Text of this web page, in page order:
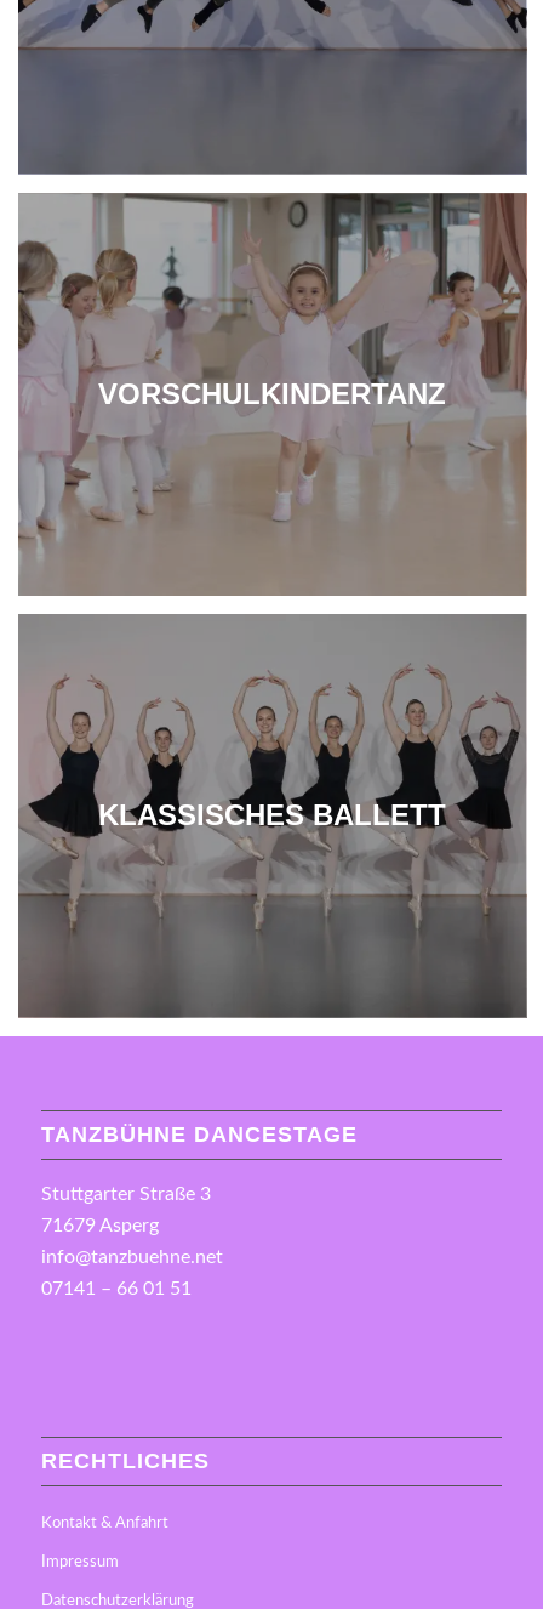
VORSCHULKINDERTANZ
KLASSISCHES BALLETT
TANZBÜHNE DANCESTAGE
Stuttgarter Straße 3
71679 Asperg
info@tanzbuehne.net
07141 – 66 01 51
RECHTLICHES
Kontakt & Anfahrt
Impressum
Datenschutzerklärung